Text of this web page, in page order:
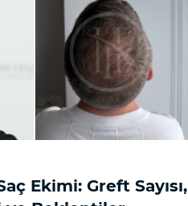
Ekimi: Greft Sayısı,